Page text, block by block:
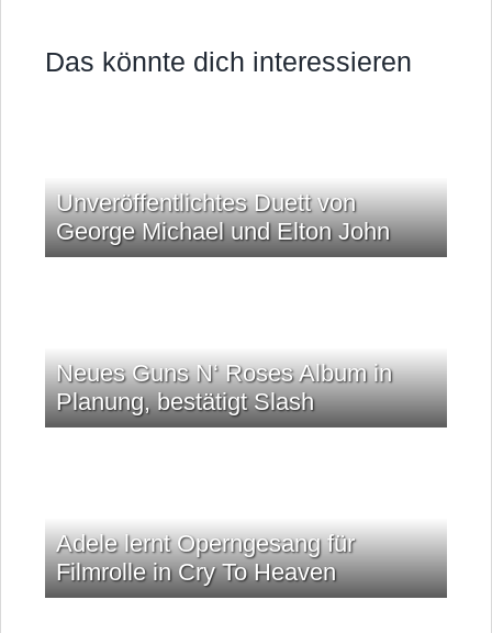
Das könnte dich interessieren
Unveröffentlichtes Duett von
George Michael und Elton John
Neues Guns N‘ Roses Album in
Planung, bestätigt Slash
Adele lernt Operngesang für
Filmrolle in Cry To Heaven